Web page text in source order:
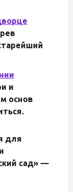
и
основ
для
сад» —